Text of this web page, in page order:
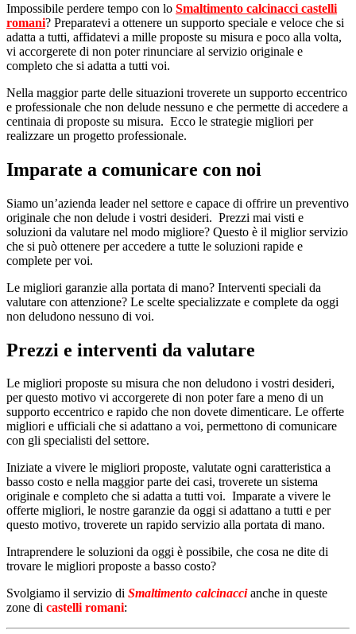
Impossibile perdere tempo con lo Smaltimento calcinacci castelli
romani? Preparatevi a ottenere un supporto speciale e veloce che si
adatta a tutti, affidatevi a mille proposte su misura e poco alla volta,
vi accorgerete di non poter rinunciare al servizio originale e
completo che si adatta a tutti voi.
Nella maggior parte delle situazioni troverete un supporto eccentrico
e professionale che non delude nessuno e che permette di accedere a
centinaia di proposte su misura. Ecco le strategie migliori per
realizzare un progetto professionale.
Imparate a comunicare con noi
Siamo un’azienda leader nel settore e capace di offrire un preventivo
originale che non delude i vostri desideri. Prezzi mai visti e
soluzioni da valutare nel modo migliore? Questo è il miglior servizio
che si può ottenere per accedere a tutte le soluzioni rapide e
complete per voi.
Le migliori garanzie alla portata di mano? Interventi speciali da
valutare con attenzione? Le scelte specializzate e complete da oggi
non deludono nessuno di voi.
Prezzi e interventi da valutare
Le migliori proposte su misura che non deludono i vostri desideri,
per questo motivo vi accorgerete di non poter fare a meno di un
supporto eccentrico e rapido che non dovete dimenticare. Le offerte
migliori e ufficiali che si adattano a voi, permettono di comunicare
con gli specialisti del settore.
Iniziate a vivere le migliori proposte, valutate ogni caratteristica a
basso costo e nella maggior parte dei casi, troverete un sistema
originale e completo che si adatta a tutti voi. Imparate a vivere le
offerte migliori, le nostre garanzie da oggi si adattano a tutti e per
questo motivo, troverete un rapido servizio alla portata di mano.
Intraprendere le soluzioni da oggi è possibile, che cosa ne dite di
trovare le migliori proposte a basso costo?
Svolgiamo il servizio di Smaltimento calcinaccianche in queste
zone di castelli romani: